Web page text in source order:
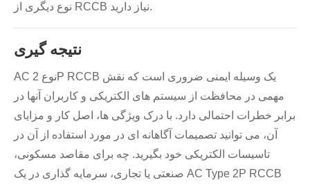
نوع دیگری از RCCB نیاز دارید.
نتیجه گیری
AC نوع 2P RCCB یک وسیله ایمنی ضروری است که نقش
مهمی در محافظت از سیستم های الکتریکی و کاربران آنها در
برابر خطرات احتمالی دارد. با درک ویژگی ها، اصل کار و مزایای
آن، می توانید تصمیمات آگاهانه ای در مورد استفاده از آن در
تاسیسات الکتریکی خود بگیرید. چه برای مقاصد مسکونی،
صنعتی یا تجاری، سرمایه گذاری در یک AC Type 2P RCCB